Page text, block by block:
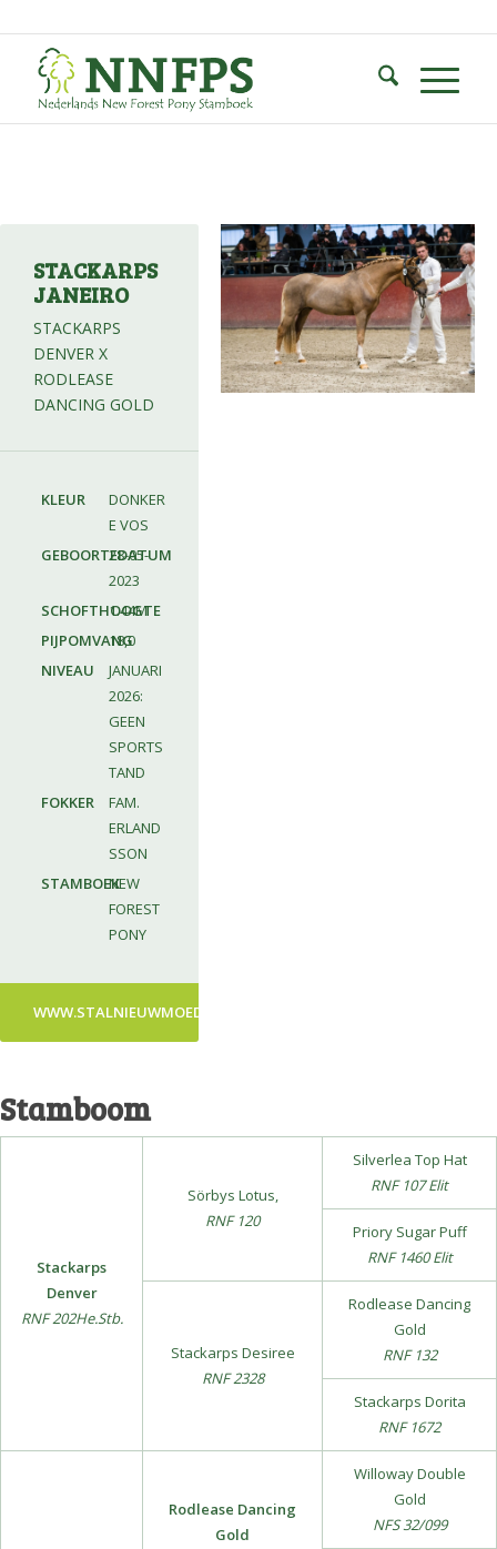
STACKARPS
JANEIRO
STACKARPS
DENVER X
RODLEASE
DANCING GOLD
KLEUR
DONKER
E VOS
GEBOORTEDATUM
28-05-
2023
SCHOFTHOOGTE
1.44M
PIJPOMVANG
18,0
NIVEAU
JANUARI
2026:
GEEN
SPORTS
TAND
FOKKER
FAM.
ERLAND
SSON
STAMBOEKNEW
FOREST
PONY
WWW.STALNIEUWMOED.NL
Stamboom
Stackarps
Denver
RNF 202He.Stb.
Sörbys Lotus,
RNF 120
Silverlea Top Hat
RNF 107 Elit
Priory Sugar Puff
RNF 1460 Elit
Stackarps Desiree
RNF 2328
Rodlease Dancing
Gold
RNF 132
Stackarps Dorita
RNF 1672
Rodlease Dancing
Gold
Willoway Double
Gold
NFS 32/099